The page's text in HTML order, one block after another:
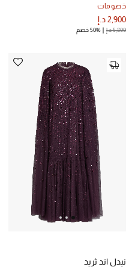
النساء
أحذية النسائية
الأطفال
مستلزمات المنزل
خصومات
2,900 د.إ
5,800 د.إ 50% خصم
نيدل اند ثريد